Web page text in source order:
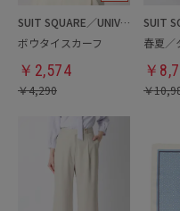
SUIT SQUARE／UNIVERSAL LANGUAGE／WHITE
ボウタイスカーフ
￥ 2,574
￥4,290
￥
￥